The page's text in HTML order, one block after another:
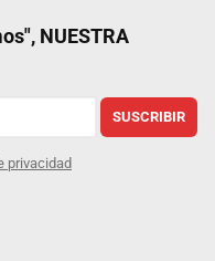
NUESTRA
SUSCRIBIR
privacidad